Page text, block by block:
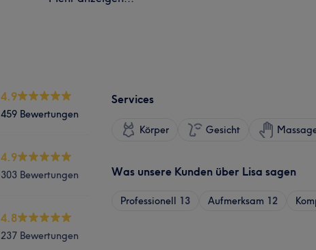
4.9
459 Bewertungen
4.9
303 Bewertungen
4.8
237 Bewertungen
Services
Körper Gesicht
Was unsere Kunden über Lisa sagen
Professionell 13 Aufmerksam 12